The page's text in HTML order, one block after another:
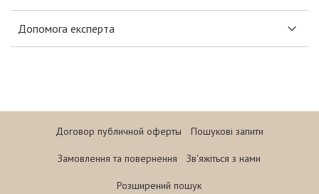
Допомога експерта
Договор публичной оферты Пошукові запити
Замовлення та повернення Зв'яжіться з нами
Розширений пошук